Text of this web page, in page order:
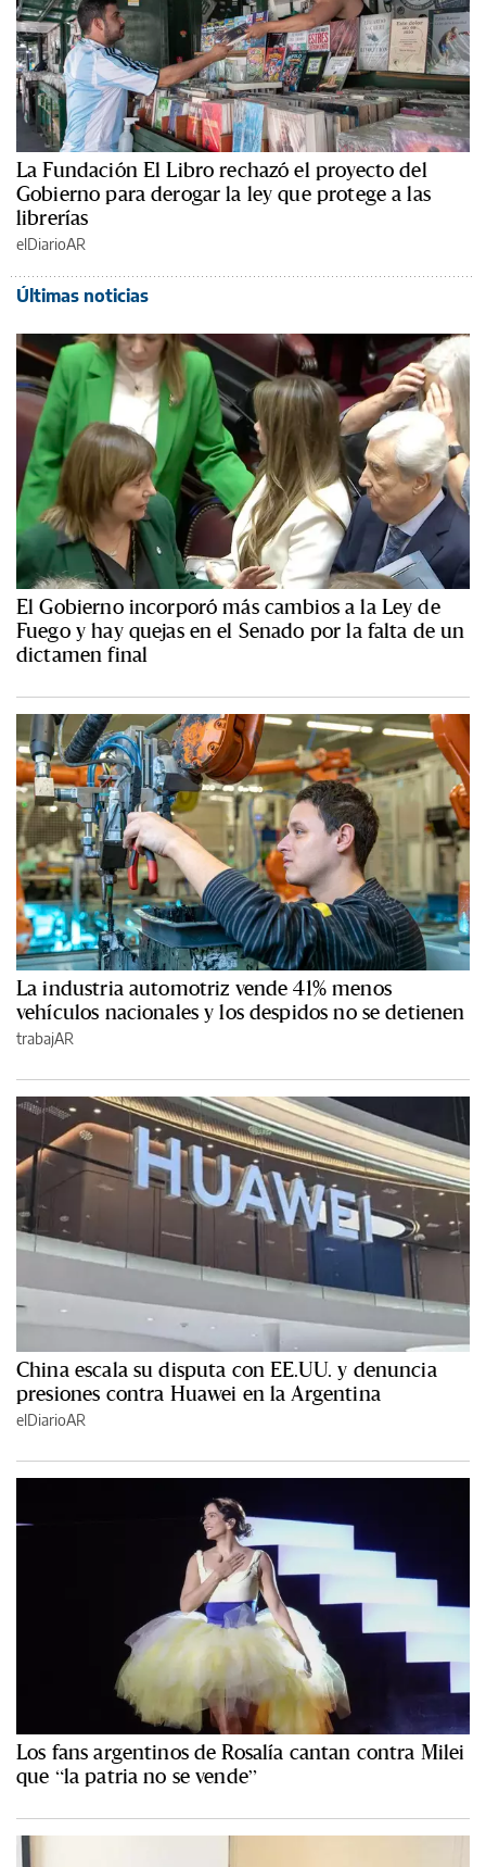
La Fundación El Libro rechazó el proyecto del
Gobierno para derogar la ley que protege a las
librerías
elDiarioAR
Últimas noticias
El Gobierno incorporó más cambios a la Ley de
Fuego y hay quejas en el Senado por la falta de un
dictamen final
La industria automotriz vende 41% menos
vehículos nacionales y los despidos no se detienen
trabajAR
China escala su disputa con EE.UU. y denuncia
presiones contra Huawei en la Argentina
elDiarioAR
Los fans argentinos de Rosalía cantan contra Milei
que “la patria no se vende”